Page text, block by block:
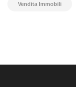
Vendita Immobili